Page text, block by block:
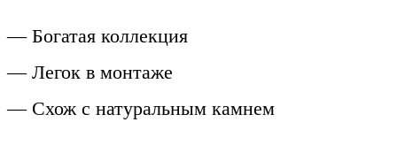
— Богатая коллекция
— Легок в монтаже
— Схож с натуральным камнем